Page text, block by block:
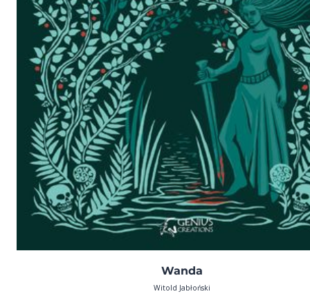
Wanda
Witold Jabłoński